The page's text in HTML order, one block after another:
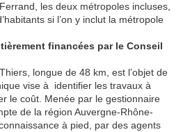
les deux métropoles incluses,
si l’on y inclut la métropole
financées par le Conseil
longue de 48 km, est l’objet de
vise à identifier les travaux à
le coût. Menée par le gestionnaire
de la région Auvergne-Rhône-
à pied, par des agents